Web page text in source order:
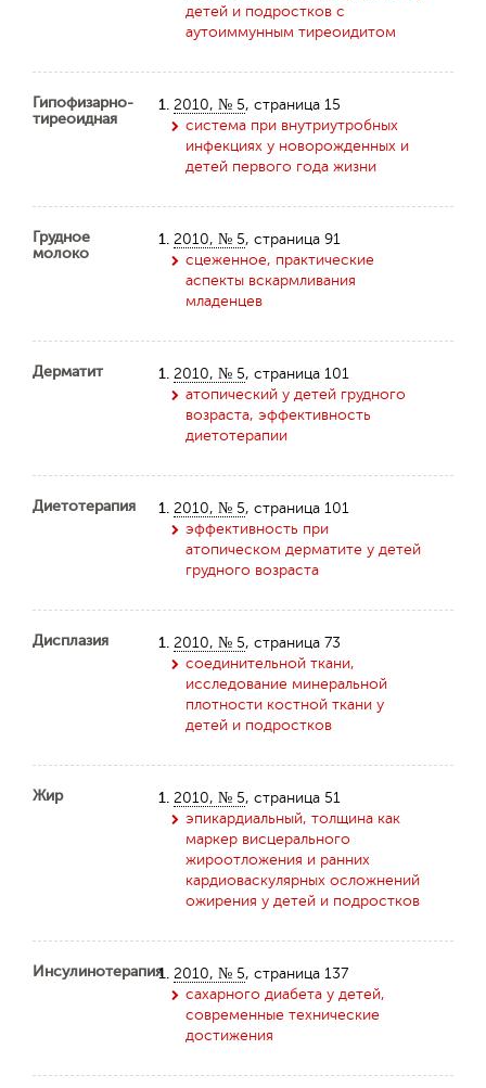
детей и подростков с
аутоиммунным тиреоидитом
Гипофизарно-
тиреоидная
1. 2010, № 5, страница 15
система при внутриутробных
инфекциях у новорожденных и
детей первого года жизни
Грудное
молоко
1. 2010, № 5, страница 91
сцеженное, практические
аспекты вскармливания
младенцев
Дерматит 1. 2010, № 5, страница 101
атопический у детей грудного
возраста, эффективность
диетотерапии
Диетотерапия 1. 2010, № 5, страница 101
эффективность при
атопическом дерматите у детей
грудного возраста
Дисплазия 1. 2010, № 5, страница 73
соединительной ткани,
исследование минеральной
плотности костной ткани у
детей и подростков
Жир 1. 2010, № 5, страница 51
эпикардиальный, толщина как
маркер висцерального
жироотложения и ранних
кардиоваскулярных осложнений
ожирения у детей и подростков
Инсулинотерапия1. 2010, № 5, страница 137
сахарного диабета у детей,
современные технические
достижения